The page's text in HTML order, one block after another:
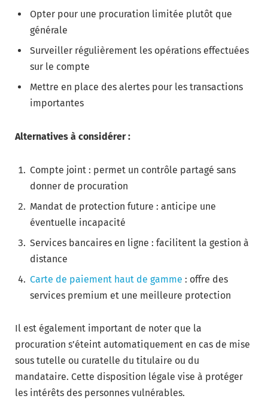
Opter pour une procuration limitée plutôt que
générale
Surveiller régulièrement les opérations effectuées
sur le compte
Mettre en place des alertes pour les transactions
importantes
Alternatives à considérer :
Compte joint : permet un contrôle partagé sans
donner de procuration
Mandat de protection future : anticipe une
éventuelle incapacité
Services bancaires en ligne : facilitent la gestion à
distance
Carte de paiement haut de gamme : offre des
services premium et une meilleure protection
Il est également important de noter que la
procuration s’éteint automatiquement en cas de mise
sous tutelle ou curatelle du titulaire ou du
mandataire. Cette disposition légale vise à protéger
les intérêts des personnes vulnérables.